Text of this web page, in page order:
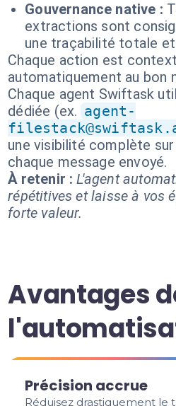
Gouvernance native :
extractions sont
une traçabilité totale
Chaque action est
automatiquement au bon
Chaque agent Swiftask
dédiée (ex. agent-
une visibilité complète
chaque message envoyé.
À retenir : L'agent
répétitives et laisse à vos
forte valeur.
Avantages
Précision accrue
Réduisez drastiquement le